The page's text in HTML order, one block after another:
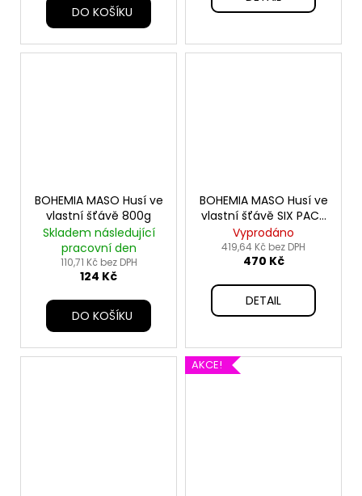
DO KOŠÍKU
BOHEMIA MASO Husí ve
vlastní šťávě 800g
Skladem následující
pracovní den
110,71 Kč bez DPH
124 Kč
DO KOŠÍKU
BOHEMIA MASO Husí ve
vlastní šťávě SIX PACK
6x400g
Vyprodáno
419,64 Kč bez DPH
470 Kč
DETAIL
AKCE!